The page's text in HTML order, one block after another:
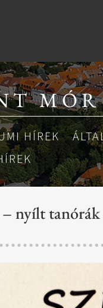
HÍREK
nyílt